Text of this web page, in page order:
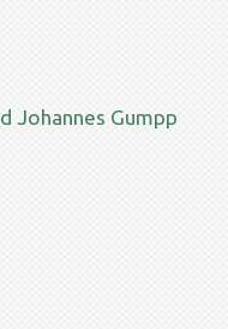
Johannes Gumpp